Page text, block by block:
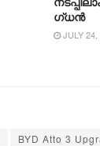
ഗ്ധൻ
JULY 24,
BYD Atto 3